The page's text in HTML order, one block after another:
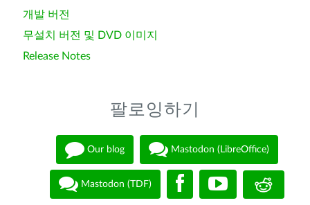
개발 버전
무설치 버전 및 DVD 이미지
Release Notes
팔로잉하기
Our blog Mastodon (LibreOffice)
Mastodon (TDF)